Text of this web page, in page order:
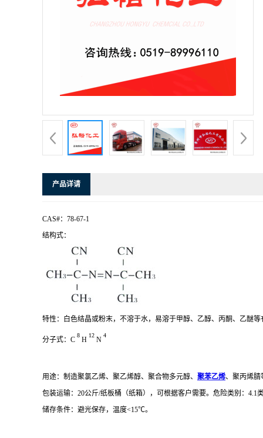
产品详请
CAS#：78-67-1
结构式：
特性：白色结晶或粉末，不溶于水，易溶于甲醇、乙醇、丙酮、乙醚
分子式：C
8
H
12
N
4
用途：制造聚氯乙烯、聚乙烯醇、聚合物多元醇、 聚苯乙烯、聚丙烯腈
包装运输：20公斤/纸板桶（纸箱），可根据客户需要。危险类别：4.1
储存条件：避光保存，温度<15℃。